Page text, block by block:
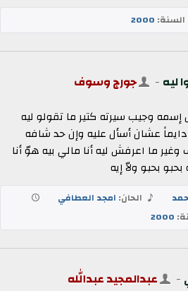
السنة: 2000
ليه - جورج وسوف
إسمه وجيب سيرته كتير ما تقولو ليه
عشان أسأل عليه وإن حد شافه
ما اعرفش ليه أنا مالي بيه هوّ أنا
بحبو ولاّ إيه
الحان: امجد العطافي
2000
- عبدالمجيد عبدالله